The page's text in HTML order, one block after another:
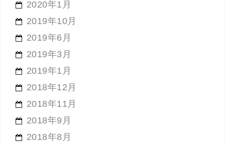
2020年1月
2019年10月
2019年6月
2019年3月
2019年1月
2018年12月
2018年11月
2018年9月
2018年8月